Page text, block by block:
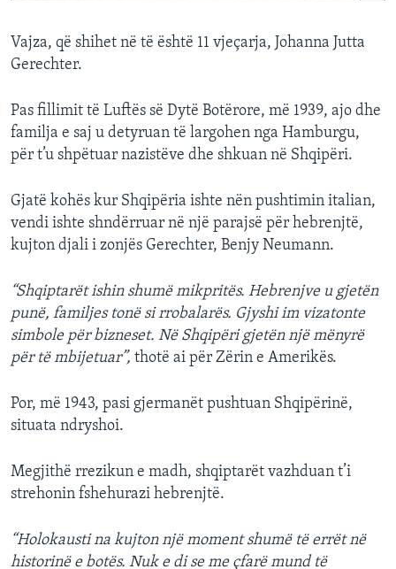
Vajza, që shihet në të është 11 vjeçarja, Johanna Jutta
Gerechter.
Pas fillimit të Luftës së Dytë Botërore, më 1939, ajo dhe
familja e saj u detyruan të largohen nga Hamburgu,
për t’u shpëtuar nazistëve dhe shkuan në Shqipëri.
Gjatë kohës kur Shqipëria ishte nën pushtimin italian,
vendi ishte shndërruar në një parajsë për hebrenjtë,
kujton djali i zonjës Gerechter, Benjy Neumann.
“Shqiptarët ishin shumë mikpritës. Hebrenjve u gjetën
punë, familjes tonë si rrobalarës. Gjyshi im vizatonte
simbole për bizneset. Në Shqipëri gjetën një mënyrë
për të mbijetuar”, thotë ai për Zërin e Amerikës.
Por, më 1943, pasi gjermanët pushtuan Shqipërinë,
situata ndryshoi.
Megjithë rrezikun e madh, shqiptarët vazhduan t’i
strehonin fshehurazi hebrenjtë.
“Holokausti na kujton një moment shumë të errët në
historinë e botës. Nuk e di se me çfarë mund të